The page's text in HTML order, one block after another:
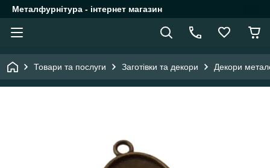
Металфурнітура - інтернет магазин
Товари та послуги Заготівки та декори Декори